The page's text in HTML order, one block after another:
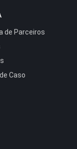
de Parceiros
Caso